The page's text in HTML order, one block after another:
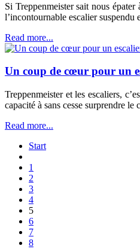
Si Treppenmeister sait nous
l’incontournable escalier
Read more...
Un coup de cœur pour un
Treppenmeister et les escaliers,
capacité à sans cesse surprendre
Read more...
Start
1
2
3
4
5
6
7
8